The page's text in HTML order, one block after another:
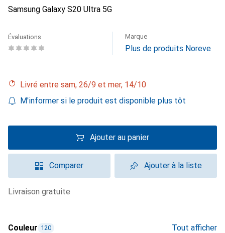
Samsung Galaxy S20 Ultra 5G
Évaluations Marque
Plus de produits Noreve
Livré entre sam, 26/9 et mer, 14/10
M'informer si le produit est disponible plus tôt
Ajouter au panier
Comparer Ajouter à la liste
livraison gratuite
Couleur 120 Tout afficher